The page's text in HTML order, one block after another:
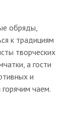
обряды,
к традициям
творческих
а гости
и
горячим чаем.